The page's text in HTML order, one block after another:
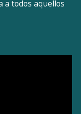
a todos aquellos